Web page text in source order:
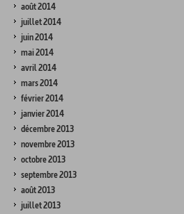
août 2014
juillet 2014
juin 2014
mai 2014
avril 2014
mars 2014
février 2014
janvier 2014
décembre 2013
novembre 2013
octobre 2013
septembre 2013
août 2013
juillet 2013